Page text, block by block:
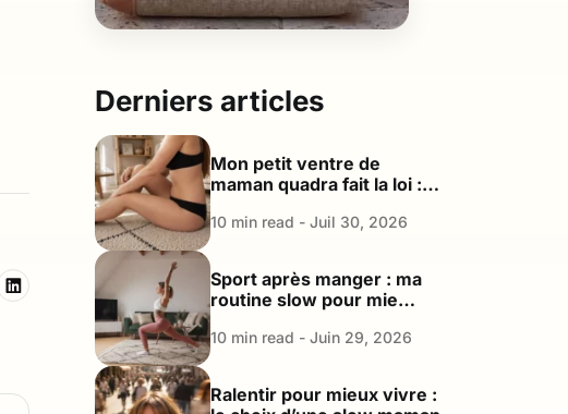
Derniers articles
Mon petit ventre de
maman quadra fait la loi : le
Good Enough
10 min read - Juil 30, 2026
Sport après manger : ma
routine slow pour mieux
l’énergie
10 min read - Juin 29, 2026
Ralentir pour mieux vivre :